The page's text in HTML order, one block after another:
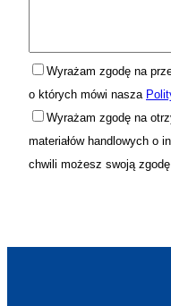
Wyrażam zgodę na
o których mówi nasza
Wyrażam zgodę na
materiałów handlowych o
chwili możesz swoją zgodę